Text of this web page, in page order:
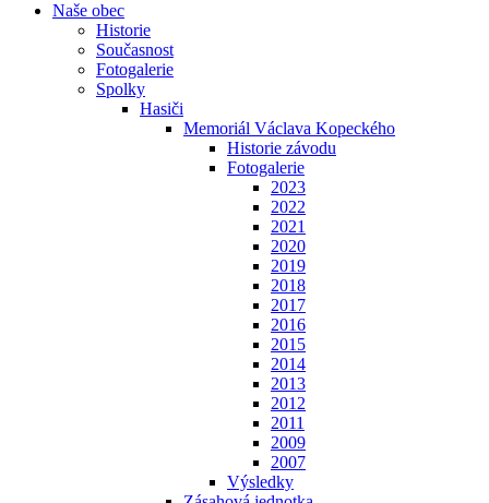
Naše obec
Historie
Současnost
Fotogalerie
Spolky
Hasiči
Memoriál Václava Kopeckého
Historie závodu
Fotogalerie
2023
2022
2021
2020
2019
2018
2017
2016
2015
2014
2013
2012
2011
2009
2007
Výsledky